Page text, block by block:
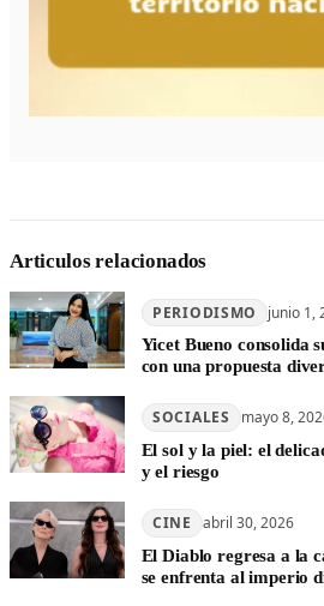
Articulos relacionados
PERIODISMO junio 1,
Yicet Bueno consolida
con una propuesta
SOCIALES mayo 8,
El sol y la piel: el
y el riesgo
CINE abril 30, 2026
El Diablo regresa a la
se enfrenta al imperio